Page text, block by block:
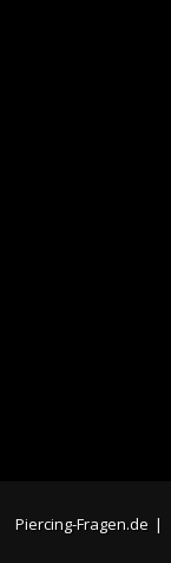
Piercing-Fragen.de |